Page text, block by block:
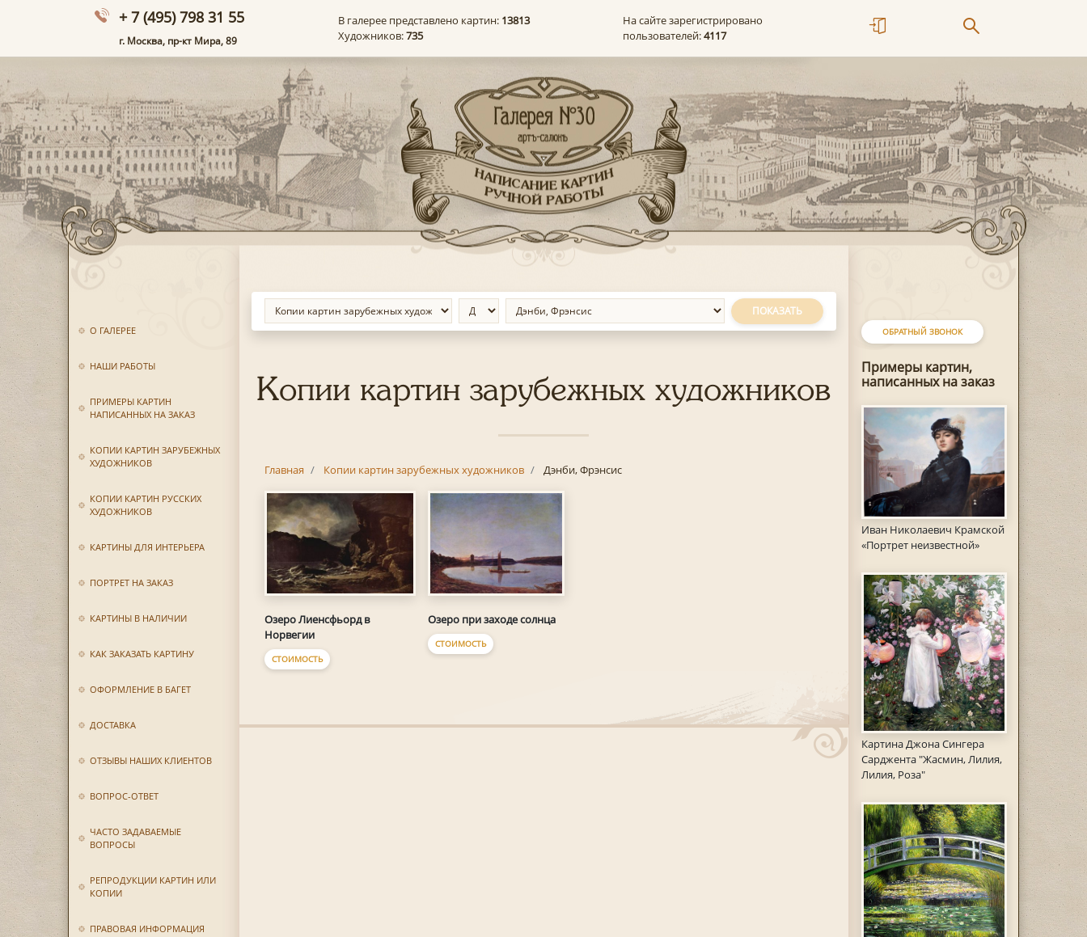
+ 7 (495) 798 31 55
г. Москва, пр-кт Мира, 89
В галерее представлено картин: 13813
Художников:735
На сайте зарегистрировано
пользователей:4117
О ГАЛЕРЕЕ
НАШИ РАБОТЫ
ПРИМЕРЫ КАРТИН
НАПИСАННЫХ НА ЗАКАЗ
КОПИИ КАРТИН ЗАРУБЕЖНЫХ
ХУДОЖНИКОВ
КОПИИ КАРТИН РУССКИХ
ХУДОЖНИКОВ
КАРТИНЫ ДЛЯ ИНТЕРЬЕРА
ПОРТРЕТ НА ЗАКАЗ
КАРТИНЫ В НАЛИЧИИ
КАК ЗАКАЗАТЬ КАРТИНУ
ОФОРМЛЕНИЕ В БАГЕТ
ДОСТАВКА
ОТЗЫВЫ НАШИХ КЛИЕНТОВ
ВОПРОС-ОТВЕТ
ЧАСТО ЗАДАВАЕМЫЕ
ВОПРОСЫ
РЕПРОДУКЦИИ КАРТИН ИЛИ
КОПИИ
ПРАВОВАЯ ИНФОРМАЦИЯ
ОБРАТНЫЙ ЗВОНОК
Примеры картин,
написанных на заказ
Иван Николаевич Крамской
«Портрет неизвестной»
Картина Джона Сингера
Сарджента "Жасмин, Лилия,
Лилия, Роза"
ПОКАЗАТЬ
Копии картин зарубежных художников
Главная Копии картин зарубежных художников Дэнби, Фрэнсис
Озеро Лиенсфьорд в
Норвегии
СТОИМОСТЬ
Озеро при заходе солнца
СТОИМОСТЬ